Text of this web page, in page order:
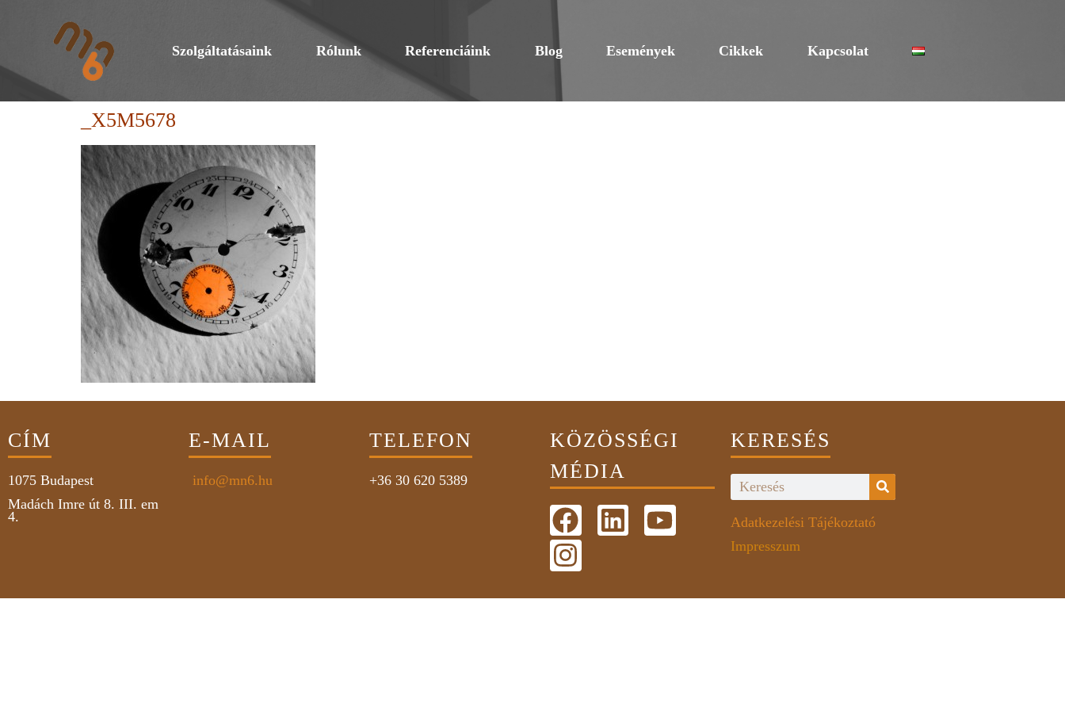
Szolgáltatásaink Rólunk Referenciáink Blog Események Cikkek Kapcsolat
_X5M5678
CÍM
1075 Budapest
Madách Imre út 8. III. em
4.
E-MAIL
info@mn6.hu
TELEFON
+36 30 620 5389
KÖZÖSSÉGI
MÉDIA
KERESÉS
Adatkezelési Tájékoztató
Impresszum